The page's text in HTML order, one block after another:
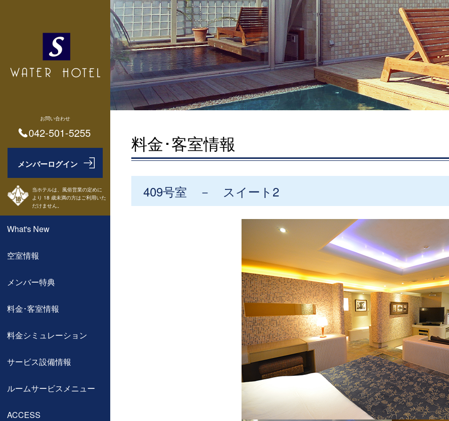
当ホテルは、風俗営業の定めに
より 18 歳未満の方はご利用いた
だけません。
お問い合わせ
042-501-5255
What's New
空室情報
メンバー特典
料金･客室情報
料金シミュレーション
サービス設備情報
ルームサービスメニュー
ACCESS
料金･客室情報
409号室 － スイート2